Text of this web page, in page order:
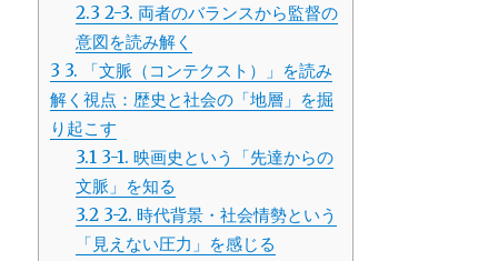
2.3 2-3. 両者のバランスから監督の
意図を読み解く
3 3. 「文脈（コンテクスト）」を読み
解く視点：歴史と社会の「地層」を掘
り起こす
3.1 3-1. 映画史という「先達からの
文脈」を知る
3.2 3-2. 時代背景・社会情勢という
「見えない圧力」を感じる